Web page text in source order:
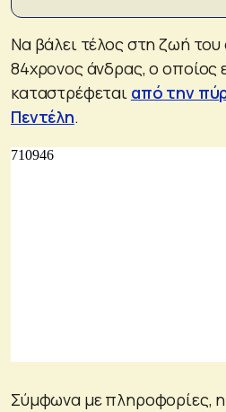
Να βάλει τέλος στη ζωή
84χρονος άνδρας, ο οποίος
καταστρέφεται από την
Πεντέλη.
Σύμφωνα με πληροφορίες,